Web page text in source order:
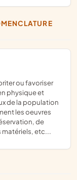
physique et
de la population
les oeuvres
de
etc...